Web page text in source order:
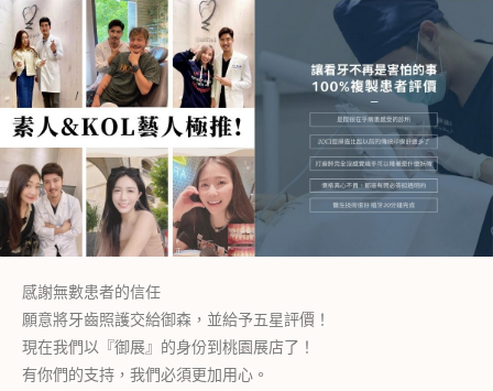
感謝無數患者的信任
願意將牙齒照護交給御森，並給予五星評價！
現在我們以『御展』的身份到桃園展店了！
有你們的支持，我們必須更加用心。